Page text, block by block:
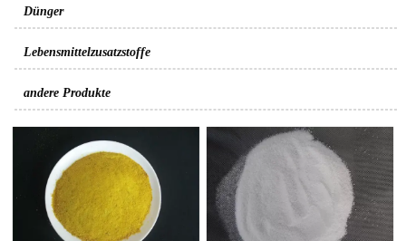
Dünger
Lebensmittelzusatzstoffe
andere Produkte